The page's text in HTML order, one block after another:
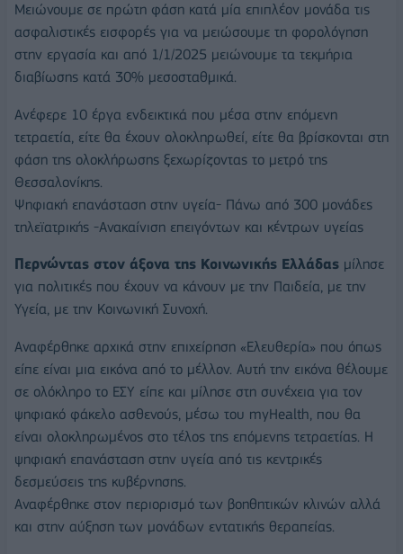
Μειώνουμε σε πρώτη φάση κατά μία επιπλέον μονάδα τις
ασφαλιστικές εισφορές για να μειώσουμε τη φορολόγηση
στην εργασία και από 1/1/2025 μειώνουμε τα τεκμήρια
διαβίωσης κατά 30% μεσοσταθμικά.
Ανέφερε 10 έργα ενδεικτικά που μέσα στην επόμενη
τετραετία, είτε θα έχουν ολοκληρωθεί, είτε θα βρίσκονται στη
φάση της ολοκλήρωσης ξεχωρίζοντας το μετρό της
Θεσσαλονίκης.
Ψηφιακή επανάσταση στην υγεία- Πάνω από 300 μονάδες
τηλεϊατρικής -Ανακαίνιση επειγόντων και κέντρων υγείας
Περνώντας στον άξονα της Κοινωνικής Ελλάδας μίλησε
για πολιτικές που έχουν να κάνουν με την Παιδεία, με την
Υγεία, με την Κοινωνική Συνοχή.
Αναφέρθηκε αρχικά στην επιχείρηση «Ελευθερία» που όπως
είπε είναι μια εικόνα από το μέλλον. Αυτή την εικόνα θέλουμε
σε ολόκληρο το ΕΣΥ είπε και μίλησε στη συνέχεια για τον
ψηφιακό φάκελο ασθενούς, μέσω του myHealth, που θα
είναι ολοκληρωμένος στο τέλος της επόμενης τετραετίας. Η
ψηφιακή επανάσταση στην υγεία από τις κεντρικές
δεσμεύσεις της κυβέρνησης.
Αναφέρθηκε στον περιορισμό των βοηθητικών κλινών αλλά
και στην αύξηση των μονάδων εντατικής θεραπείας.